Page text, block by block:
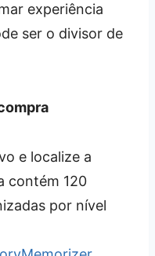
experiência
ser o divisor de
e localize a
contém 120
por nível